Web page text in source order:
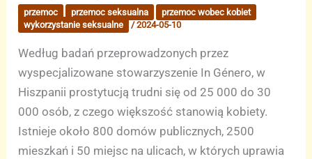
przemoc przemoc seksualna
przemoc wobec kobiet
wykorzystanie seksualne
/2024-05-10
Według badań przeprowadzonych przez
wyspecjalizowane stowarzyszenie In Género, w
Hiszpanii prostytucją trudni się od 25 000 do 30
000 osób, z czego większość stanowią kobiety.
Istnieje około 800 domów publicznych, 2500
mieszkań i 50 miejsc na ulicach, w których uprawia